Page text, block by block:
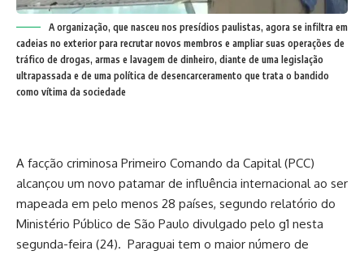
A organização, que nasceu nos presídios paulistas, agora se infiltra em
cadeias no exterior para recrutar novos membros e ampliar suas operações de
tráfico de drogas, armas e lavagem de dinheiro, diante de uma legislação
ultrapassada e de uma política de desencarceramento que trata o bandido
como vítima da sociedade
A facção criminosa Primeiro Comando da Capital (PCC)
alcançou um novo patamar de influência internacional ao ser
mapeada em pelo menos 28 países, segundo relatório do
Ministério Público de São Paulo divulgado pelo g1 nesta
segunda-feira (24). Paraguai tem o maior número de